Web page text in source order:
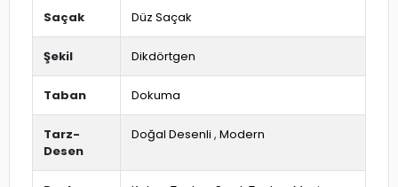
Saçak Düz Saçak
Şekil Dikdörtgen
Taban Dokuma
Tarz-
Desen
Doğal Desenli , Modern